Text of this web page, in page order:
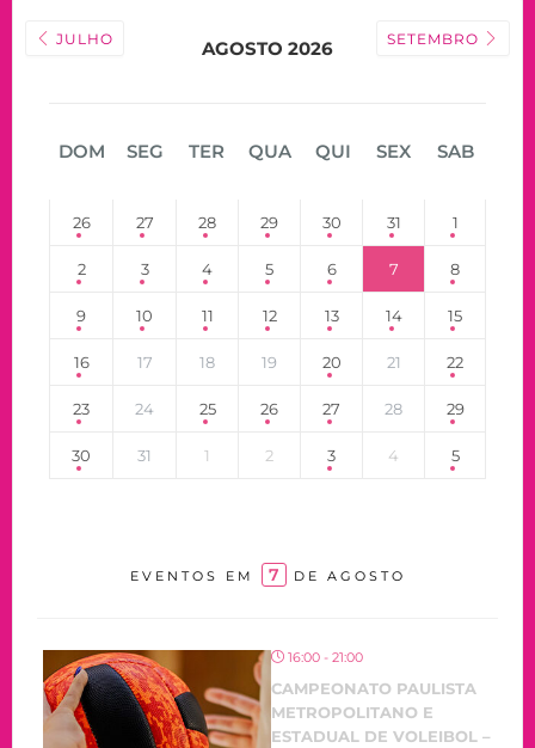
JULHO AGOSTO 2026 SETEMBRO
DOM SEG TER QUA QUI SEX SAB
26 27 28 29 30 31 1
2 3 4 5 6 7 8
9 10 11 12 13 14 15
16 17 18 19 20 21 22
23 24 25 26 27 28 29
30 31 1 2 3 4 5
EVENTOS EM 7 DE AGOSTO
16:00 - 21:00
CAMPEONATO PAULISTA
METROPOLITANO E
ESTADUAL DE VOLEIBOL –